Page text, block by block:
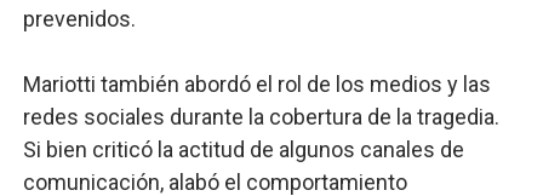
prevenidos.
Mariotti también abordó el rol de los medios y las
redes sociales durante la cobertura de la tragedia.
Si bien criticó la actitud de algunos canales de
comunicación, alabó el comportamiento